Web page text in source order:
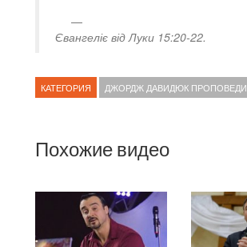
Євангеліє від Луки 15:20-22.
КАТЕГОРИЯ ДЖОРДЖ ДАВИДЮК ПРОПОВЕДИ
Похожие видео